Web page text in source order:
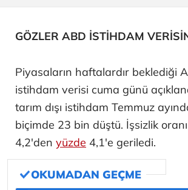
GÖZLER ABD İSTİHDAM
Piyasaların haftalardır beklediği
istihdam verisi cuma günü
tarım dışı istihdam Temmuz
biçimde 23 bin düştü. İşsizlik oranı
4,2'den yüzde 4,1'e geriledi.